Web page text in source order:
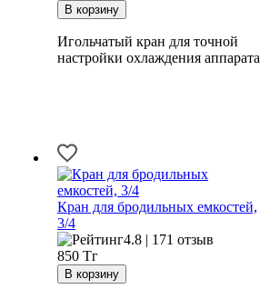
Игольчатый кран для точной
настройки охлаждения аппарата
Кран для бродильных емкостей,
3/4
4.8 | 171 отзыв
850 Тг